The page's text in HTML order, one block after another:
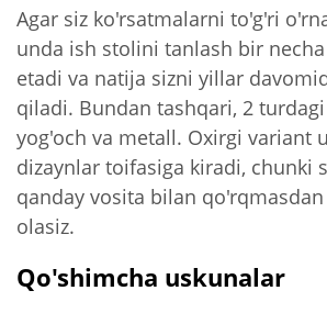
Agar siz ko'rsatmalarni to'g'ri
unda ish stolini tanlash bir
etadi va natija sizni yillar
qiladi. Bundan tashqari, 2
yog'och va metall. Oxirgi variant
dizaynlar toifasiga kiradi, chunki
qanday vosita bilan
olasiz.
Qo'shimcha uskunalar